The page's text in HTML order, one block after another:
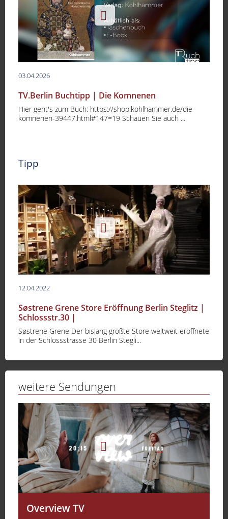
03.04.2026
TV.Berlin Buchtipp | Die Komnenen
Hier geht's zum Buch: https://shop.kohlhammer.de/die-
komnenen-39447.html#147=19 Schauen Sie auch ...
Tipp
12.04.2022
Søstrene Grene Store Eröffnung Berlin Steglitz |
Schlossstr.30 |
Søstrene Grene Der bislang größte Store weltweit eröffnete
in der Schlossstrasse 30 Berlin Stegli...
weitere Sendungen
Overview TV